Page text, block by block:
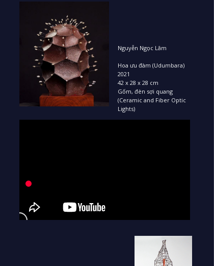
Nguyễn Ngọc Lâm
Hoa ưu đàm (Udumbara)
2021
42 x 28 x 28 cm
Gốm, đèn sợi quang
(Ceramic and Fiber Optic
Lights)